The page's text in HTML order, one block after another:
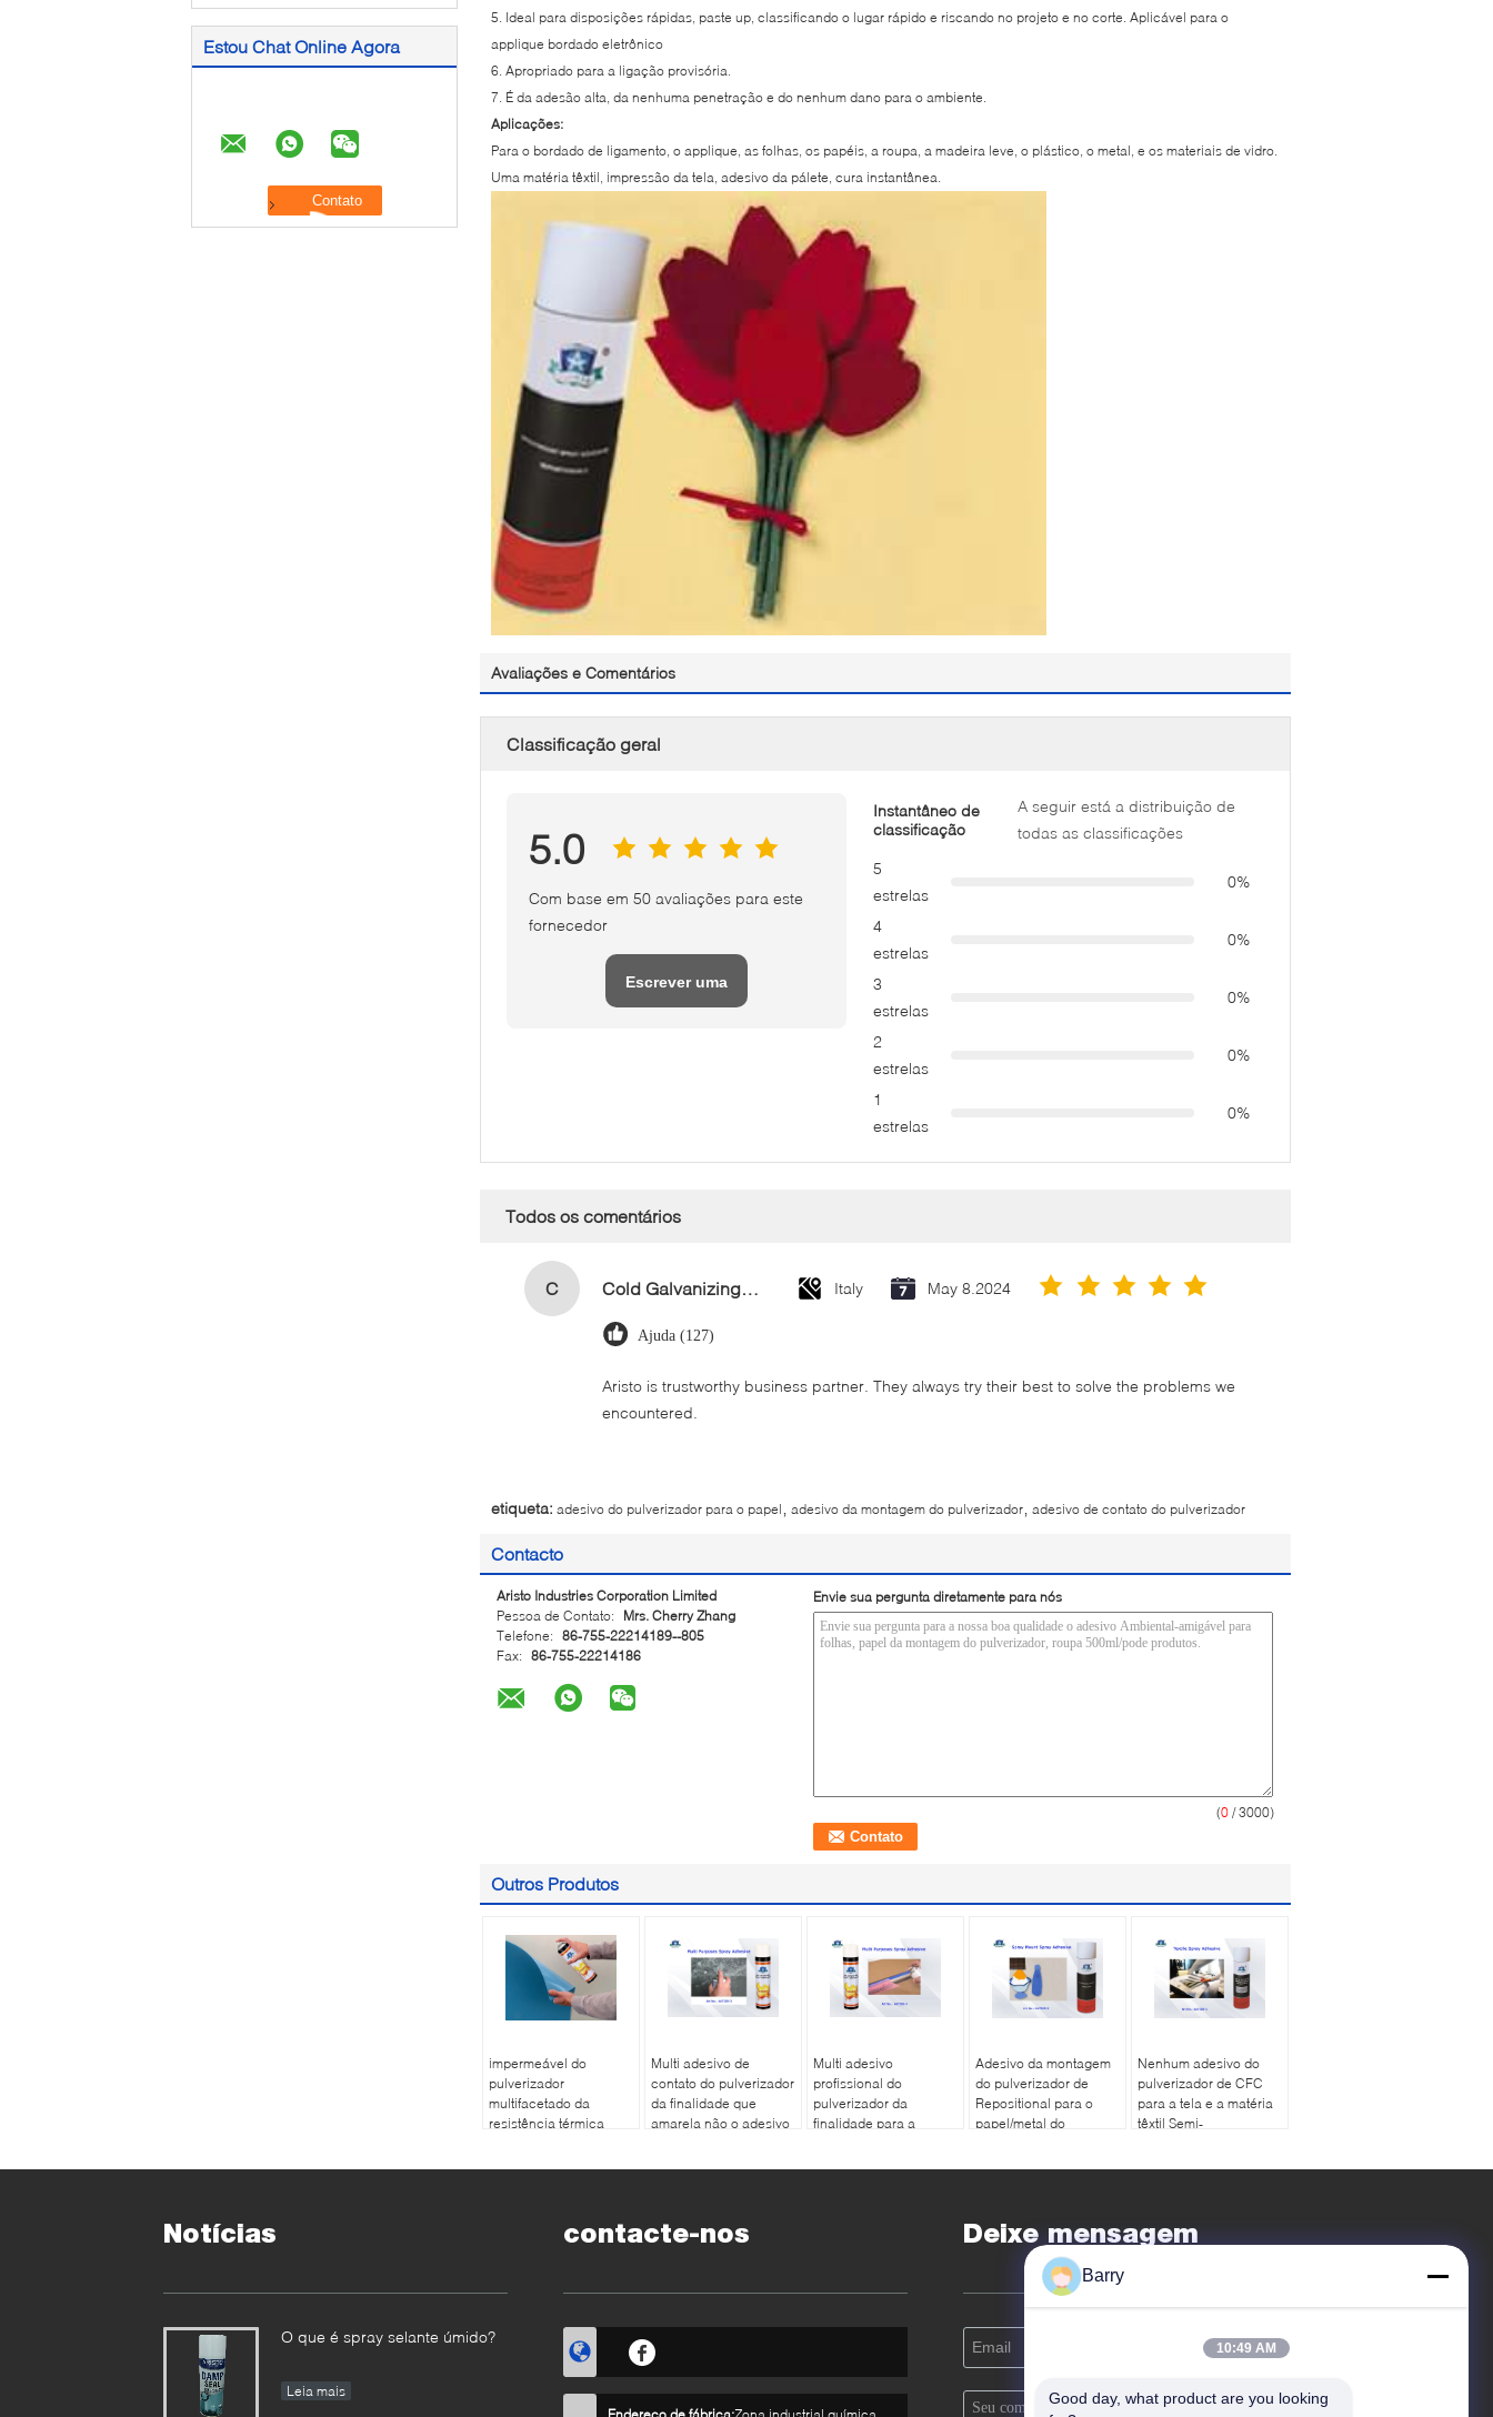
Estou Chat Online Agora
5. Ideal para disposições rápidas, paste up, classificando o lugar rápido e riscando no projeto e no corte. Aplicável para o
applique bordado eletrônico
6. Apropriado para a ligação provisória.
7. É da adesão alta, da nenhuma penetração e do nenhum dano para o ambiente.
Aplicações:
Para o bordado de ligamento, o applique, as folhas, os papéis, a roupa, a madeira leve, o plástico, o metal, e os materiais de vidro.
Uma matéria têxtil, impressão da tela, adesivo da pálete, cura instantânea.
Avaliações e Comentários
Classificação geral
5.0
Com base em 50 avaliações para este
fornecedor
Escrever uma
Instantâneo de
classificação
A seguir está a distribuição de
todas as classificações
5
estrelas
0%
4
estrelas
0%
3
estrelas
0%
2
estrelas
0%
1
estrelas
0%
Todos os comentários
C Cold Galvanizing Zinc Spray Paint 400ml Italy May 8.2024
Ajuda (127)
Aristo is trustworthy business partner. They always try their best to solve the problems we
encountered.
etiqueta: adesivo do pulverizador para o papel adesivo da montagem do pulverizador adesivo de contato do pulverizador
Contacto
Aristo Industries Corporation Limited
Pessoa de Contato:
Mrs. Cherry Zhang
Telefone: 86-755-22214189--805
Fax: 86-755-22214186
Envie sua pergunta diretamente para nós
(0 / 3000)
Outros Produtos
impermeável do
pulverizador
multifacetado da
resistência térmica
Multi adesivo de
contato do pulverizador
da finalidade que
amarela não o adesivo
Multi adesivo
profissional do
pulverizador da
finalidade para a
Adesivo da montagem
do pulverizador de
Repositional para o
papel/metal do
Nenhum adesivo do
pulverizador de CFC
para a tela e a matéria
têxtil Semi-
Notícias
O que é spray selante úmido?
Leia mais
contacte-nos Deixe mensagem
Barry
10:49 AM
Good day, what product are you looking